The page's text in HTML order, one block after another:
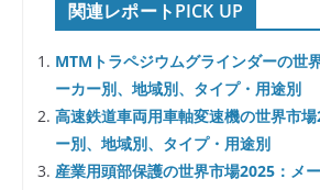
関連レポートPICK UP
MTMトラペジウムグラインダーの世
ーカー別、地域別、タイプ・用途別
高速鉄道車両用車軸変速機の世界市
ー別、地域別、タイプ・用途別
産業用頭部保護の世界市場2025：メ